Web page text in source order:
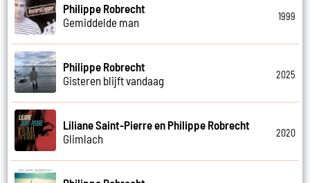
Philippe Robrecht
Gemiddelde man
1999
Philippe Robrecht
Gisteren blijft vandaag
2025
Liliane Saint-Pierre en Philippe Robrecht
Glimlach
2020